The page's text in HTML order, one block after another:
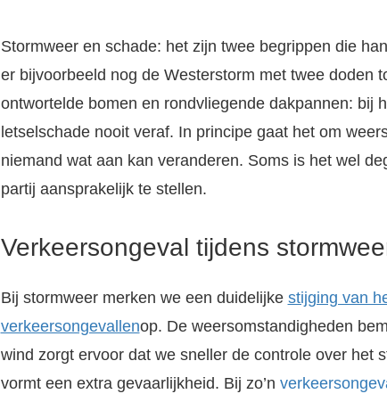
Stormweer en schade: het zijn twee begrippen die
er bijvoorbeeld nog de Westerstorm met twee doden
ontwortelde bomen en rondvliegende dakpannen: bij
letselschade nooit veraf. In principe gaat het om
niemand wat aan kan veranderen. Soms is het wel
partij aansprakelijk te stellen.
Verkeersongeval tijdens
Bij stormweer merken we een duidelijke stijging van
verkeersongevallenop. De weersomstandigheden
wind zorgt ervoor dat we sneller de controle over het
vormt een extra gevaarlijkheid. Bij zo’n